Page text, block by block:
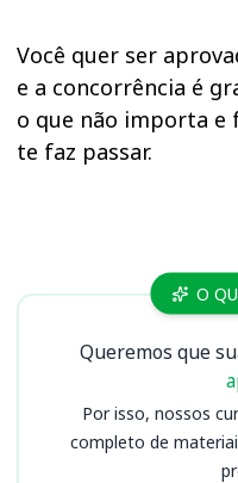
Você quer ser
e a concorrência é
o que não importa e
te faz passar.
Cursos O
Queremos que
Por isso, nossos
completo de